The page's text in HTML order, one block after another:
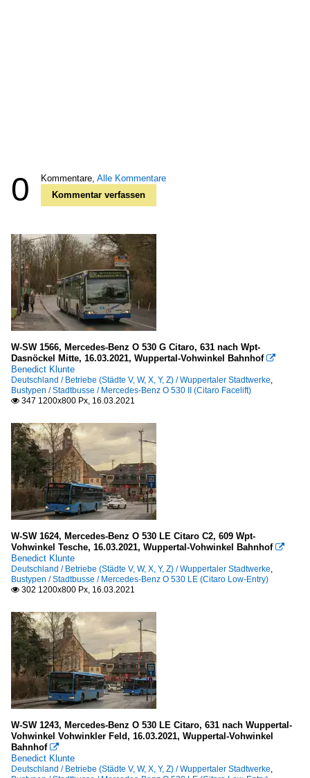
0 Kommentare, Alle Kommentare
Kommentar verfassen
W-SW 1566, Mercedes-Benz O 530 G Citaro, 631 nach Wpt-
Dasnöckel Mitte, 16.03.2021, Wuppertal-Vohwinkel Bahnhof 
Benedict Klunte
Deutschland / Betriebe (Städte V, W, X, Y, Z) / Wuppertaler Stadtwerke,
Bustypen / Stadtbusse / Mercedes-Benz O 530 II (Citaro Facelift)
 347 1200x800 Px, 16.03.2021
W-SW 1624, Mercedes-Benz O 530 LE Citaro C2, 609 Wpt-
Vohwinkel Tesche, 16.03.2021, Wuppertal-Vohwinkel Bahnhof 
Benedict Klunte
Deutschland / Betriebe (Städte V, W, X, Y, Z) / Wuppertaler Stadtwerke,
Bustypen / Stadtbusse / Mercedes-Benz O 530 LE (Citaro Low-Entry)
 302 1200x800 Px, 16.03.2021
W-SW 1243, Mercedes-Benz O 530 LE Citaro, 631 nach Wuppertal-
Vohwinkel Vohwinkler Feld, 16.03.2021, Wuppertal-Vohwinkel
Bahnhof 
Benedict Klunte
Deutschland / Betriebe (Städte V, W, X, Y, Z) / Wuppertaler Stadtwerke,